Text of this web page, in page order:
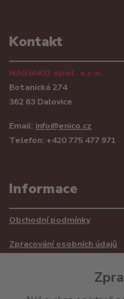
Kontakt
NASIAKO spol. s.r.o.
Botanická 274
362 63 Dalovice
Email: info@enico.cz
Telefon: +420 775 477 971
Informace
Obchodní podmínky
Zpracování osobních údajů